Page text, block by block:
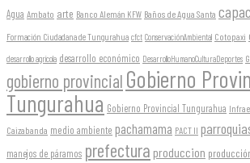
Agua Ambato arte Banco Alemán KFW Baños de Agua Santa
Formación Ciudadana de Tungurahua cfct ConservaciónAmbiental Cotopaxi
desarrollo agrícola desarrollo económico DesarrolloHumanoCulturaDeportes
gobierno provincial Gobierno
Tungurahua Gobierno Provincial Tungurahua
Caizabanda medio ambiente pachamama PACT II
manejos de páramos prefectura produccion